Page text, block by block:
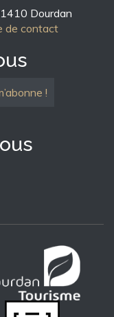
Dourdan
de contact